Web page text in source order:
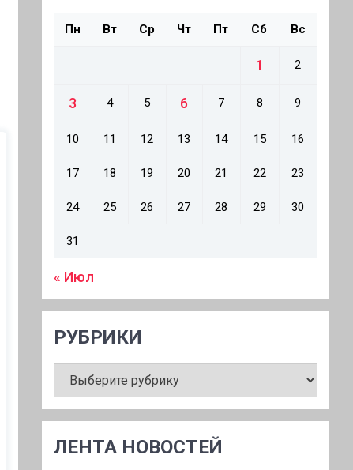
Пн Вт Ср Чт Пт Сб Вс
1 2
3 4 5 6 7 8 9
10 11 12 13 14 15 16
17 18 19 20 21 22 23
24 25 26 27 28 29 30
31
« Июл
РУБРИКИ
ЛЕНТА НОВОСТЕЙ